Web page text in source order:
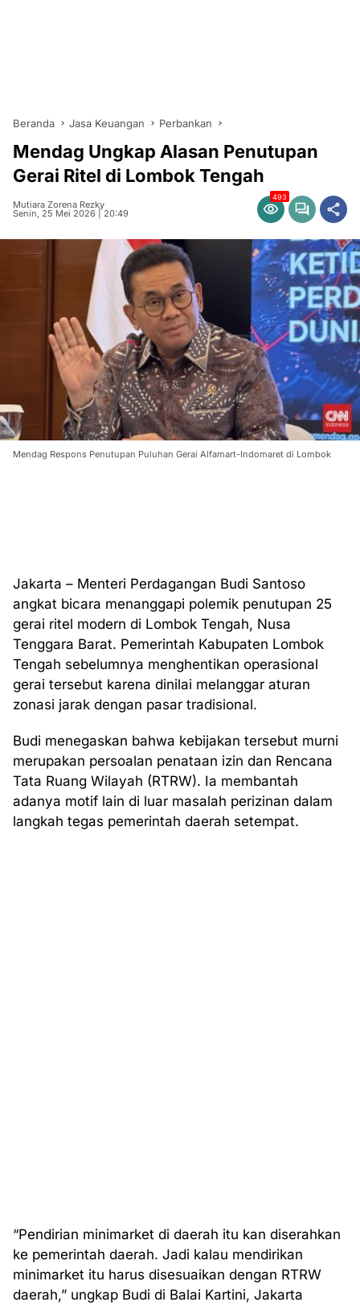
Beranda Jasa Keuangan Perbankan
Mendag Ungkap Alasan Penutupan
Gerai Ritel di Lombok Tengah
Mutiara Zorena Rezky
Senin, 25 Mei 2026 | 20:49
493
Mendag Respons Penutupan Puluhan Gerai Alfamart-Indomaret di Lombok
Jakarta – Menteri Perdagangan Budi Santoso
angkat bicara menanggapi polemik penutupan 25
gerai ritel modern di Lombok Tengah, Nusa
Tenggara Barat. Pemerintah Kabupaten Lombok
Tengah sebelumnya menghentikan operasional
gerai tersebut karena dinilai melanggar aturan
zonasi jarak dengan pasar tradisional.
Budi menegaskan bahwa kebijakan tersebut murni
merupakan persoalan penataan izin dan Rencana
Tata Ruang Wilayah (RTRW). Ia membantah
adanya motif lain di luar masalah perizinan dalam
langkah tegas pemerintah daerah setempat.
“Pendirian minimarket di daerah itu kan diserahkan
ke pemerintah daerah. Jadi kalau mendirikan
minimarket itu harus disesuaikan dengan RTRW
daerah,” ungkap Budi di Balai Kartini, Jakarta